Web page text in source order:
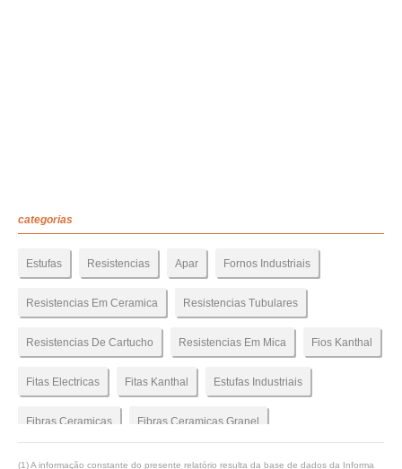
categorias
Estufas Resistencias Apar Fornos Industriais
Resistencias Em Ceramica Resistencias Tubulares
Resistencias De Cartucho Resistencias Em Mica Fios Kanthal
Fitas Electricas Fitas Kanthal Estufas Industriais
Fibras Ceramicas Fibras Ceramicas Granel
Fibras Ceramicas Manta Fibras Ceramicas Papel
(1) A informação constante do presente relatório resulta da base de dados da Informa